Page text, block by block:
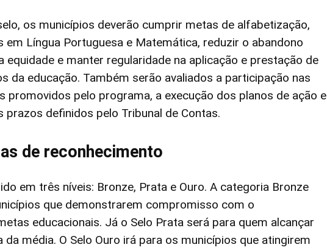
os municípios deverão cumprir metas de alfabetização,
em Língua Portuguesa e Matemática, reduzir o abandono
equidade e manter regularidade na aplicação e prestação de
da educação. Também serão avaliados a participação nas
promovidos pelo programa, a execução dos planos de ação e
definidos pelo Tribunal de Contas.
de reconhecimento
em três níveis: Bronze, Prata e Ouro. A categoria Bronze
que demonstrarem compromisso com o
educacionais. Já o Selo Prata será para quem alcançar
da média. O Selo Ouro irá para os municípios que atingirem